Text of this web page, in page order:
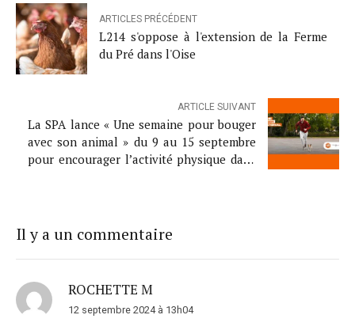
ARTICLES PRÉCÉDENT
L214 s'oppose à l'extension de la Ferme
du Pré dans l'Oise
ARTICLE SUIVANT
La SPA lance « Une semaine pour bouger
avec son animal » du 9 au 15 septembre
pour encourager l’activité physique dans
Il y a un commentaire
ROCHETTE M
12 septembre 2024 à 13h04